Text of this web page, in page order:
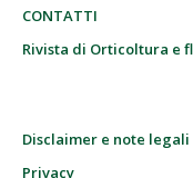
CONTATTI
Rivista di Orticoltura e
Disclaimer e note legali
Privacy